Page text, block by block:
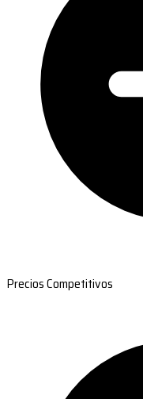
Precios Competitivos